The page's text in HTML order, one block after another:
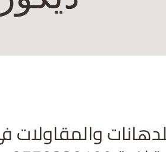
والمقاولات